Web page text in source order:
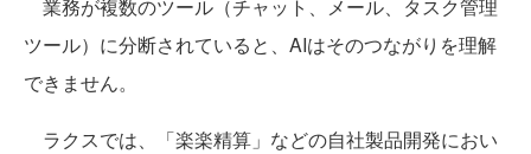
業務が複数のツール（チャット、メール、タスク管理
ツール）に分断されていると、AIはそのつながりを理解
できません。
ラクスでは、「楽楽精算」などの自社製品開発におい